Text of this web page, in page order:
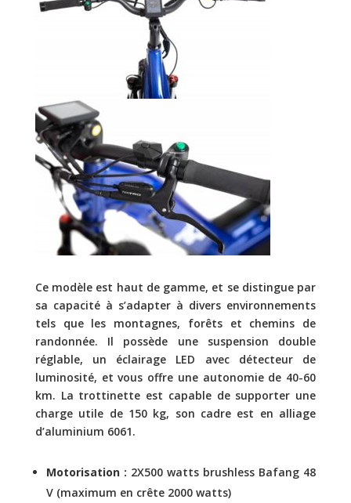
Ce modèle est haut de gamme, et se distingue par
sa capacité à s’adapter à divers environnements
tels que les montagnes, forêts et chemins de
randonnée. Il possède une suspension double
réglable, un éclairage LED avec détecteur de
luminosité, et vous offre une autonomie de 40-60
km. La trottinette est capable de supporter une
charge utile de 150 kg, son cadre est en alliage
d’aluminium 6061.
Motorisation : 2X500 watts brushless Bafang 48
V (maximum en crête 2000 watts)